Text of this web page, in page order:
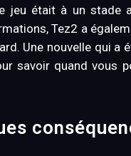
était à un stade
Tez2 a
Une nouvelle qui a
savoir quand vous